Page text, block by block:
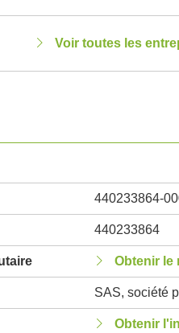
Voir toutes les
440233864-
440233864
Obtenir le
SAS, société
Obtenir